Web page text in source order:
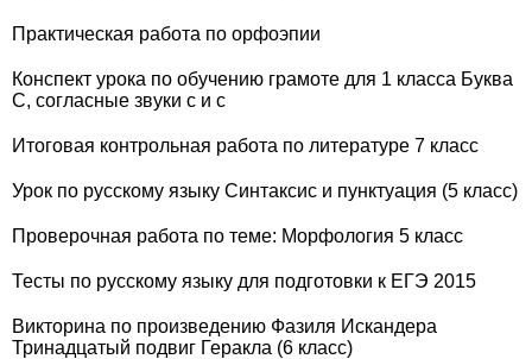
Практическая работа по орфоэпии
Конспект урока по обучению грамоте для 1 класса Буква
С, согласные звуки с и с
Итоговая контрольная работа по литературе 7 класс
Урок по русскому языку Синтаксис и пунктуация (5 класс)
Проверочная работа по теме: Морфология 5 класс
Тесты по русскому языку для подготовки к ЕГЭ 2015
Викторина по произведению Фазиля Искандера
Тринадцатый подвиг Геракла (6 класс)